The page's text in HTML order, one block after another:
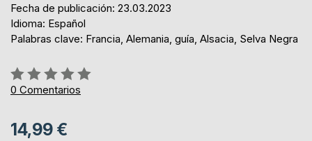
Fecha de publicación: 23.03.2023
Idioma: Español
Palabras clave: Francia, Alemania, guía, Alsacia, Selva Negra
Rating:
0%
0 Comentarios
14,99 €